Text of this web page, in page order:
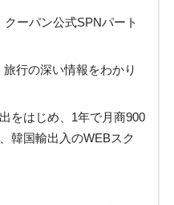
ーパン公式SPNパート
行の深い情報をわかり
をはじめ、1年で月商900
韓国輸出入のWEBスク